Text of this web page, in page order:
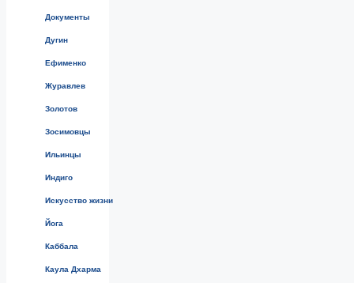
Документы
Дугин
Ефименко
Журавлев
Золотов
Зосимовцы
Ильинцы
Индиго
Искусство жизни
Йога
Каббала
Каула Дхарма